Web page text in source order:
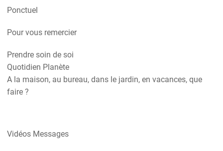
Ponctuel
Pour vous remercier
Prendre soin de soi
Quotidien Planète
A la maison, au bureau, dans le jardin, en vacances, que
faire ?
Vidéos Messages